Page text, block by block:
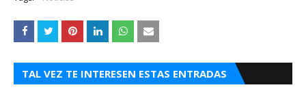
TAL VEZ TE INTERESEN ESTAS ENTRADAS